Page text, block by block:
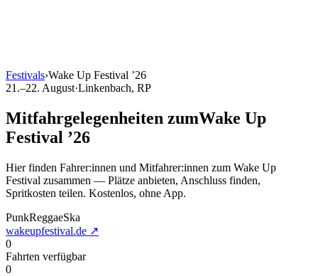
Festivals›Wake Up Festival ’26
21.–22. August·Linkenbach, RP
Mitfahrgelegenheiten zumWake Up
Festival ’26
Hier finden Fahrer:innen und Mitfahrer:innen zum Wake Up
Festival zusammen — Plätze anbieten, Anschluss finden,
Spritkosten teilen. Kostenlos, ohne App.
PunkReggaeSka
wakeupfestival.de ↗
0
Fahrten verfügbar
0